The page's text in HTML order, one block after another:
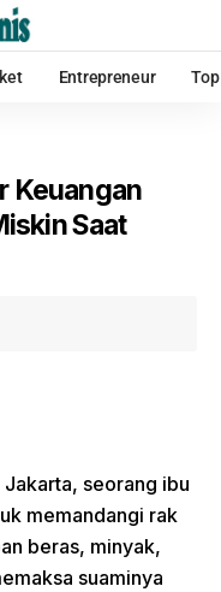
Entrepreneur
Keuangan
Saat
seorang ibu
memandangi rak
beras, minyak,
suaminya